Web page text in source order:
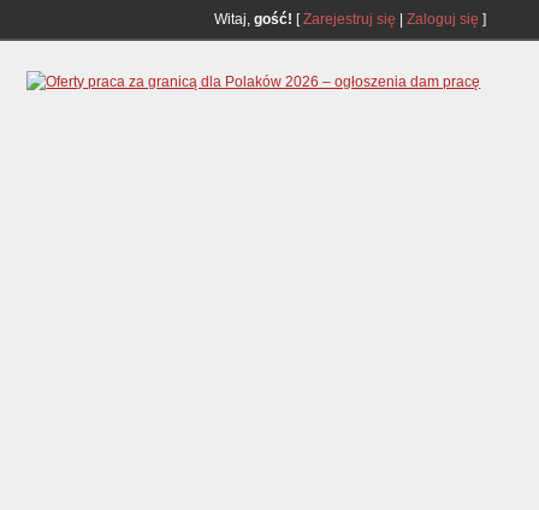
Witaj, gość! [Zarejestruj się Zaloguj się ]